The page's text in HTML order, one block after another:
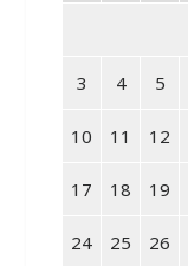
3 4 5
10 11 12
17 18 19
24 25 26